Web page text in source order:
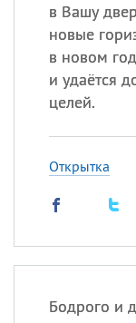
в Вашу
новые
в новом
и удаётся
целей.
Открытка
Бодрого и